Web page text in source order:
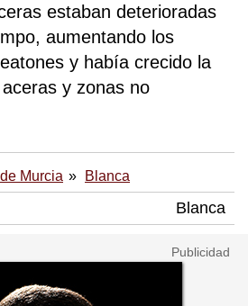
estaban deterioradas
aumentando los
y había crecido la
y zonas no
Murcia Blanca
Blanca